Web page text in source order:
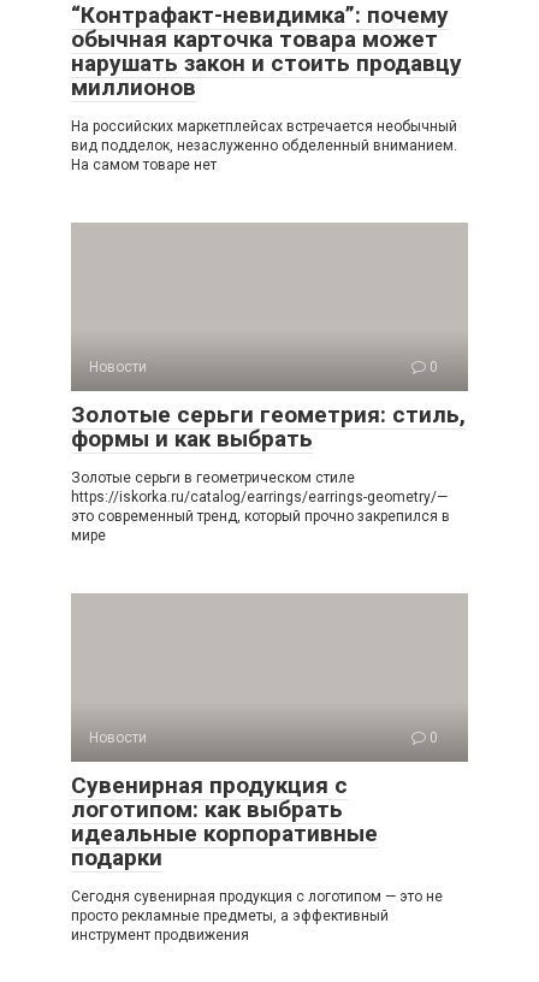
“Контрафакт-невидимка”: почему
обычная карточка товара может
нарушать закон и стоить продавцу
миллионов
На российских маркетплейсах встречается необычный
вид подделок, незаслуженно обделенный вниманием.
На самом товаре нет
Новости 0
Золотые серьги геометрия: стиль,
формы и как выбрать
Золотые серьги в геометрическом стиле
https://iskorka.ru/catalog/earrings/earrings-geometry/—
это современный тренд, который прочно закрепился в
мире
Новости 0
Сувенирная продукция с
логотипом: как выбрать
идеальные корпоративные
подарки
Сегодня сувенирная продукция с логотипом — это не
просто рекламные предметы, а эффективный
инструмент продвижения